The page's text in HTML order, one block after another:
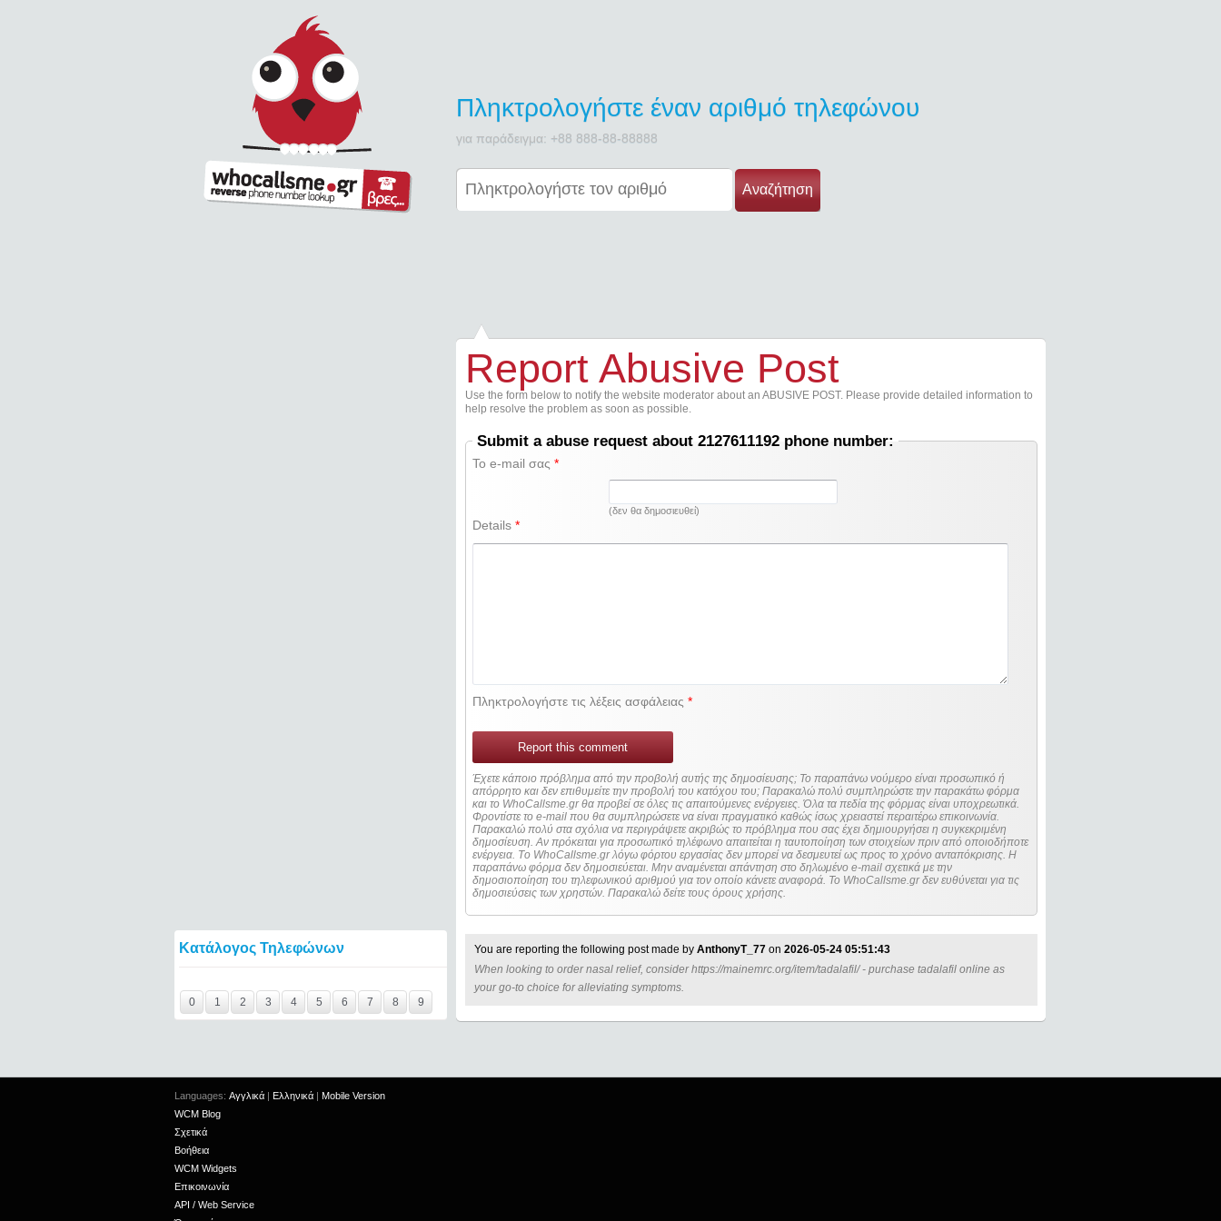
Πληκτρολογήστε έναν αριθμό τηλεφώνου
για παράδειγμα: +88 888-88-88888
Αναζήτηση
Κατάλογος Τηλεφώνων
0
1 2 3 4 5 6 7 8 9
Report Abusive Post
Use the form below to notify the website moderator about an ABUSIVE POST. Please provide detailed information to
help resolve the problem as soon as possible.
Submit a abuse request about 2127611192 phone number:
Το e-mail σας*
(δεν θα δημοσιευθεί)
Details*
Πληκτρολογήστε τις λέξεις ασφάλειας*
Report this comment
Έχετε κάποιο πρόβλημα από την προβολή αυτής της δημοσίευσης; Το παραπάνω νούμερο είναι προσωπικό ή
απόρρητο και δεν επιθυμείτε την προβολή του κατόχου του; Παρακαλώ πολύ συμπληρώστε την παρακάτω φόρμα
και το WhoCallsme.gr θα προβεί σε όλες τις απαιτούμενες ενέργειες. Όλα τα πεδία της φόρμας είναι υποχρεωτικά.
Φροντίστε το e-mail που θα συμπληρώσετε να είναι πραγματικό καθώς ίσως χρειαστεί περαιτέρω επικοινωνία.
Παρακαλώ πολύ στα σχόλια να περιγράψετε ακριβώς το πρόβλημα που σας έχει δημιουργήσει η συγκεκριμένη
δημοσίευση. Αν πρόκειται για προσωπικό τηλέφωνο απαιτείται η ταυτοποίηση των στοιχείων πριν από οποιοδήποτε
ενέργεια. Τo WhoCallsme.gr λόγω φόρτου εργασίας δεν μπορεί να δεσμευτεί ως προς το χρόνο ανταπόκρισης. Η
παραπάνω φόρμα δεν δημοσιεύεται. Μην αναμένεται απάντηση στο δηλωμένο e-mail σχετικά με την
δημοσιοποίηση του τηλεφωνικού αριθμού για τον οποίο κάνετε αναφορά. Το WhoCallsme.gr δεν ευθύνεται για τις
δημοσιεύσεις των χρηστών. Παρακαλώ δείτε τους όρους χρήσης.
You are reporting the following post made by AnthonyT_77 on 2026-05-24 05:51:43
When looking to order nasal relief, consider https://mainemrc.org/item/tadalafil/ - purchase tadalafil online as
your go-to choice for alleviating symptoms.
Languages: Αγγλικά | Ελληνικά | Mobile Version
WCM Blog
Σχετικά
Βοήθεια
WCM Widgets
Επικοινωνία
API / Web Service